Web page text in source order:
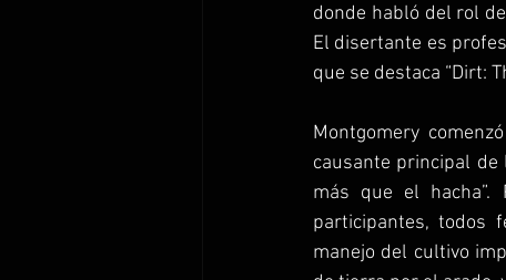
donde habló del rol
El disertante es
que se destaca “Dirt:
Montgomery
causante principal
más que el hacha”.
participantes, todos
manejo del cultivo